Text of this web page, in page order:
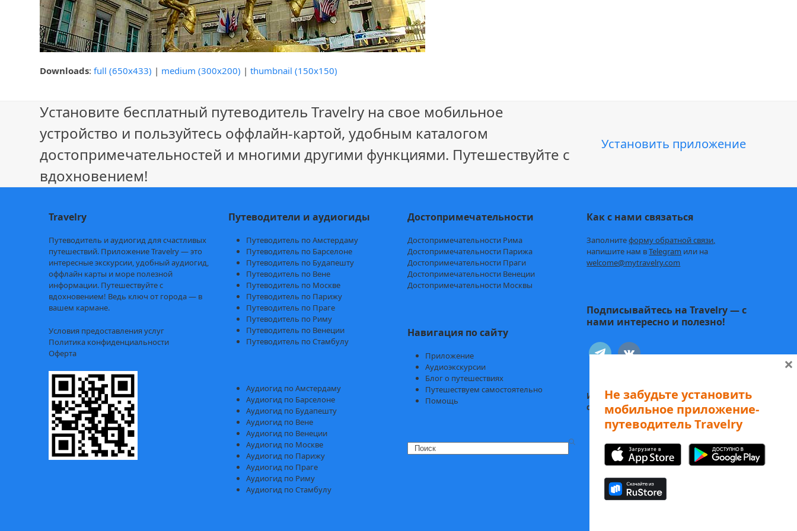
Downloads:full (650x433) | medium (300x200) |thumbnail (150x150)
Установите бесплатный путеводитель Travelry на свое мобильное
устройство и пользуйтесь оффлайн-картой, удобным каталогом
достопримечательностей и многими другими функциями. Путешествуйте с
вдохновением!
Установить приложение
Travelry
Путеводитель и аудиогид для счастливых
путешествий. Приложение Travelry — это
интересные экскурсии, удобный аудиогид,
оффлайн карты и море полезной
информации. Путешествуйте с
вдохновением! Ведь ключ от города — в
вашем кармане.
Условия предоставления услуг
Политика конфиденциальности
Оферта
Путеводители и аудиогиды
Путеводитель по Амстердаму
Путеводитель по Барселоне
Путеводитель по Будапешту
Путеводитель по Вене
Путеводитель по Москве
Путеводитель по Парижу
Путеводитель по Праге
Путеводитель по Риму
Путеводитель по Венеции
Путеводитель по Стамбулу
Аудиогид по Амстердаму
Аудиогид по Барселоне
Аудиогид по Будапешту
Аудиогид по Вене
Аудиогид по Венеции
Аудиогид по Москве
Аудиогид по Парижу
Аудиогид по Праге
Аудиогид по Риму
Аудиогид по Стамбулу
Достопримечательности
Достопримечательности Рима
Достопримечательности Парижа
Достопримечательности Праги
Достопримечательности Венеции
Достопримечательности Москвы
Навигация по сайту
Приложение
Аудиоэкскурсии
Блог о путешествиях
Путешествуем самостоятельно
Помощь
Search
Как с нами связаться
Заполнитеформу обратной связи,
напишите нам вTelegram или на
welcome@mytravelry.com
Подписывайтесь на Travelry — с
нами интересно и полезно!
telegramvkontakte
Иду к себе:Статьи о психологии и
саморазвитии
Не забудьте установить
мобильное приложение-
путеводитель Travelry
×